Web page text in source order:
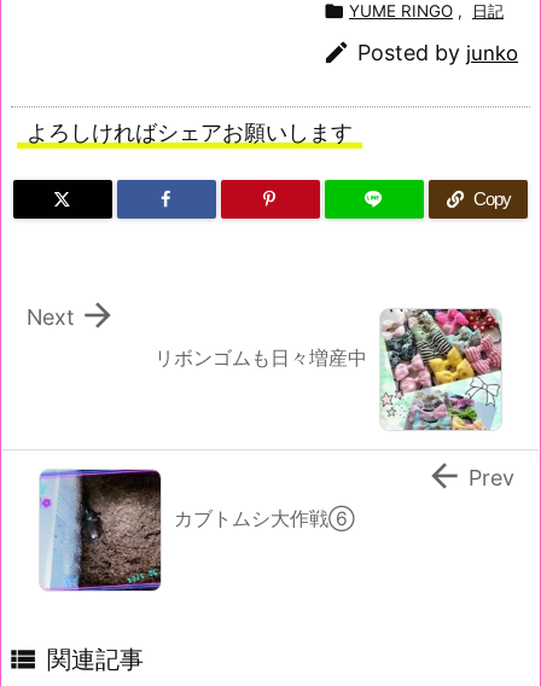
 YUME RINGO , 日記
 Posted by junko
よろしければシェアお願いします
Copy
リボンゴムも日々増産中

Next
カブトムシ大作戦⑥
 Prev
 関連記事